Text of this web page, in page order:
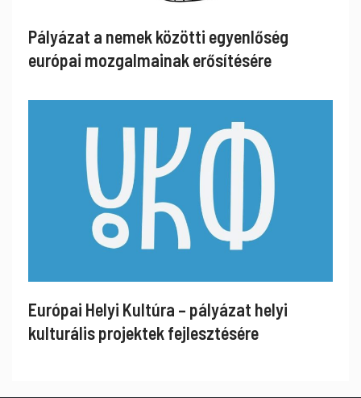
Pályázat a nemek közötti egyenlőség
európai mozgalmainak erősítésére
Európai Helyi Kultúra – pályázat helyi
kulturális projektek fejlesztésére